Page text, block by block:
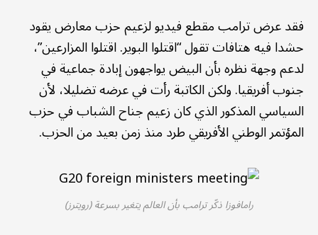
فقد عرض ترامب مقطع فيديو لزعيم حزب معارض يقود
حشدا فيه هتافات تقول “اقتلوا البوير. اقتلوا المزارعين”،
لدعم وجهة نظره بأن البيض يواجهون إبادة جماعية في
جنوب أفريقيا. ولكن الكاتبة رأت في عرضه تضليلا، لأن
السياسي المذكور الذي كان زعيم جناح الشباب في حزب
المؤتمر الوطني الأفريقي طرد منذ زمن بعيد من الحزب.
رامافوزا ذكّر ترامب بأن العالم يتغير بسرعة (رويترز)